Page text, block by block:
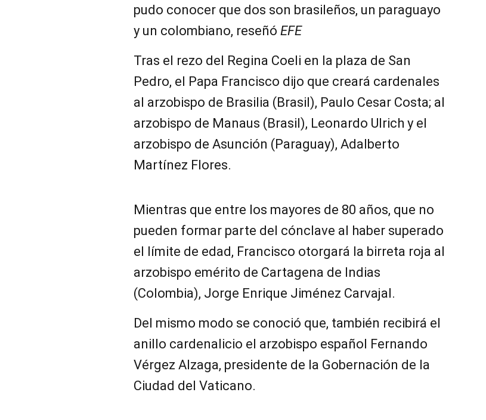
pudo conocer que dos son brasileños, un paraguayo
y un colombiano, reseñó EFE
Tras el rezo del Regina Coeli en la plaza de San
Pedro, el Papa Francisco dijo que creará cardenales
al arzobispo de Brasilia (Brasil), Paulo Cesar Costa; al
arzobispo de Manaus (Brasil), Leonardo Ulrich y el
arzobispo de Asunción (Paraguay), Adalberto
Martínez Flores.
Mientras que entre los mayores de 80 años, que no
pueden formar parte del cónclave al haber superado
el límite de edad, Francisco otorgará la birreta roja al
arzobispo emérito de Cartagena de Indias
(Colombia), Jorge Enrique Jiménez Carvajal.
Del mismo modo se conoció que, también recibirá el
anillo cardenalicio el arzobispo español Fernando
Vérgez Alzaga, presidente de la Gobernación de la
Ciudad del Vaticano.